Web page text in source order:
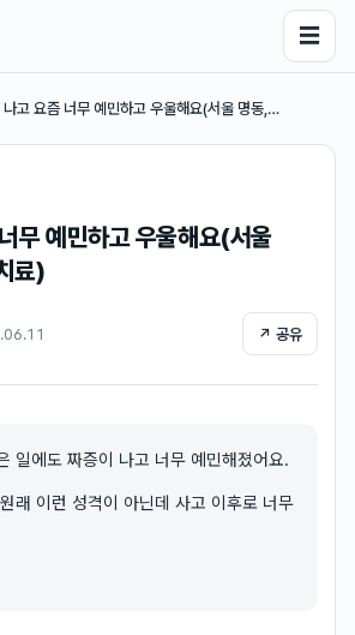
☰
나고 요즘 너무 예민하고 우울해요(서울 명동,…
무 예민하고 우울해요(서울
료)
↗ 공유
일에도 짜증이 나고 너무 예민해졌어요.
래 이런 성격이 아닌데 사고 이후로 너무